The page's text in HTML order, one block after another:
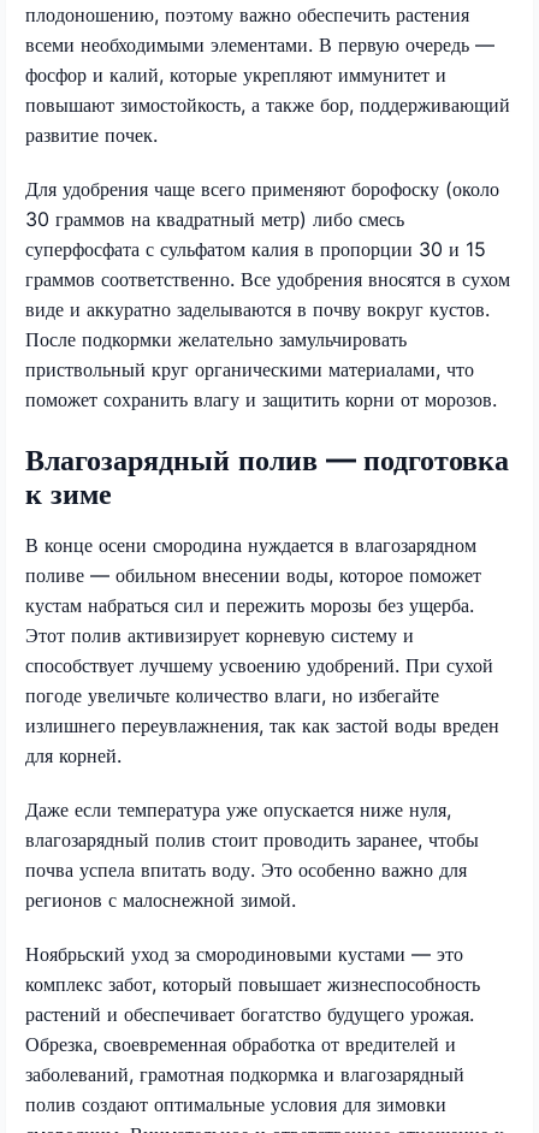
плодоношению, поэтому важно обеспечить растения
всеми необходимыми элементами. В первую очередь —
фосфор и калий, которые укрепляют иммунитет и
повышают зимостойкость, а также бор, поддерживающий
развитие почек.
Для удобрения чаще всего применяют борофоску (около
30 граммов на квадратный метр) либо смесь
суперфосфата с сульфатом калия в пропорции 30 и 15
граммов соответственно. Все удобрения вносятся в сухом
виде и аккуратно заделываются в почву вокруг кустов.
После подкормки желательно замульчировать
приствольный круг органическими материалами, что
поможет сохранить влагу и защитить корни от морозов.
Влагозарядный полив — подготовка
к зиме
В конце осени смородина нуждается в влагозарядном
поливе — обильном внесении воды, которое поможет
кустам набраться сил и пережить морозы без ущерба.
Этот полив активизирует корневую систему и
способствует лучшему усвоению удобрений. При сухой
погоде увеличьте количество влаги, но избегайте
излишнего переувлажнения, так как застой воды вреден
для корней.
Даже если температура уже опускается ниже нуля,
влагозарядный полив стоит проводить заранее, чтобы
почва успела впитать воду. Это особенно важно для
регионов с малоснежной зимой.
Ноябрьский уход за смородиновыми кустами — это
комплекс забот, который повышает жизнеспособность
растений и обеспечивает богатство будущего урожая.
Обрезка, своевременная обработка от вредителей и
заболеваний, грамотная подкормка и влагозарядный
полив создают оптимальные условия для зимовки